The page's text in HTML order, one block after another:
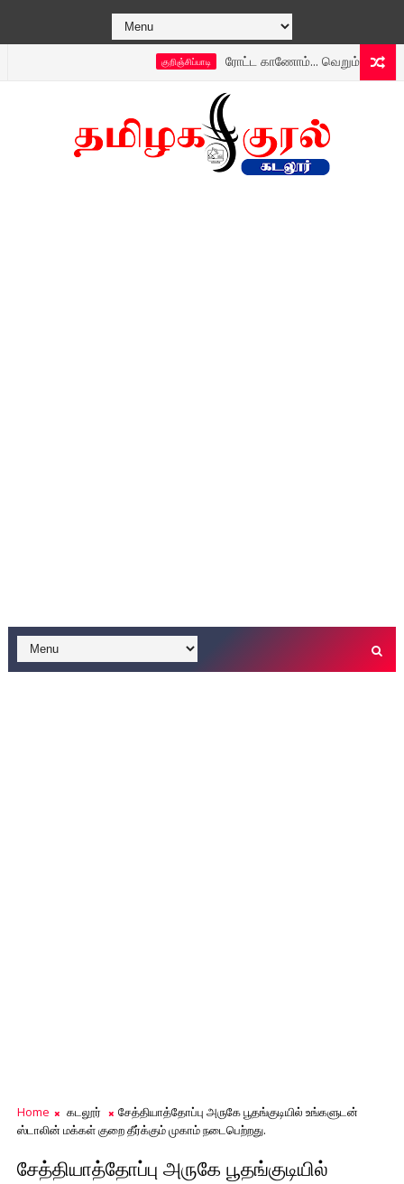
குறிஞ்சிப்பாடி ரோட்ட காணோம்... வெறும் ஜல்லி
Home கடலூர்
சேத்தியாத்தோப்பு அருகே பூதங்குடியில் உங்களுடன்
ஸ்டாலின் மக்கள் குறை தீர்க்கும் முகாம் நடைபெற்றது.
சேத்தியாத்தோப்பு அருகே பூதங்குடியில்